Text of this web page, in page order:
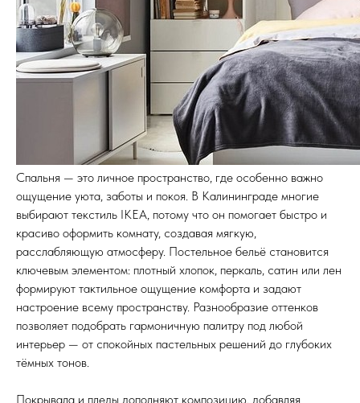
Спальня — это личное пространство, где особенно важно
ощущение уюта, заботы и покоя. В Калининграде многие
выбирают текстиль IKEA, потому что он помогает быстро и
красиво оформить комнату, создавая мягкую,
расслабляющую атмосферу. Постельное бельё становится
ключевым элементом: плотный хлопок, перкаль, сатин или лен
формируют тактильное ощущение комфорта и задают
настроение всему пространству. Разнообразие оттенков
позволяет подобрать гармоничную палитру под любой
интерьер — от спокойных пастельных решений до глубоких
тёмных тонов.
Покрывала и пледы дополняют композицию, добавляя